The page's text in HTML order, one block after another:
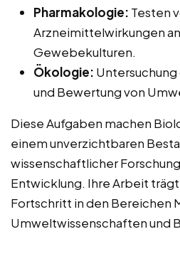
Pharmakologie: Testen
Arzneimittelwirkungen
Gewebekulturen.
Ökologie:
und Bewertung von
Diese Aufgaben machen
einem unverzichtbaren
wissenschaftlicher
Entwicklung. Ihre Arbeit
Fortschritt in den Bereichen
Umweltwissenschaften und